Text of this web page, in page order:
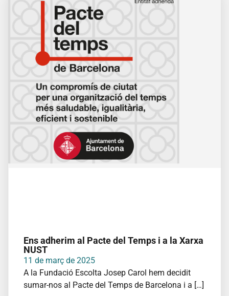
Ens adherim al Pacte del Temps i a la Xarxa
NUST
11 de març de 2025
A la Fundació Escolta Josep Carol hem decidit
sumar-nos al Pacte del Temps de Barcelona i a […]